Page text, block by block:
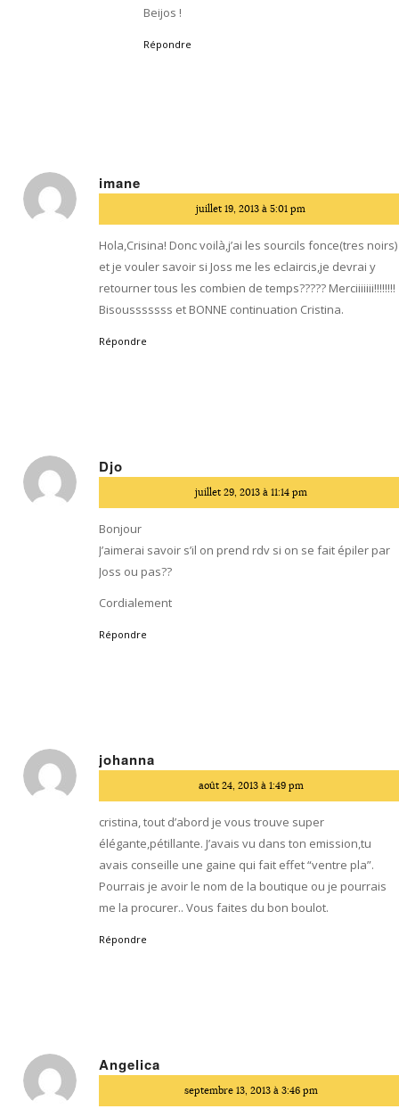
Beijos !
Répondre
imane
:
juillet 19, 2013 à 5:01 pm
Hola,Crisina! Donc voilà,j’ai les sourcils fonce(tres noirs)
et je vouler savoir si Joss me les eclaircis,je devrai y
retourner tous les combien de temps????? Merciiiiiii!!!!!!!!
Bisousssssss et BONNE continuation Cristina.
Répondre
Djo
:
juillet 29, 2013 à 11:14 pm
Bonjour
J’aimerai savoir s’il on prend rdv si on se fait épiler par
Joss ou pas??
Cordialement
Répondre
johanna
:
août 24, 2013 à 1:49 pm
cristina, tout d’abord je vous trouve super
élégante,pétillante. J’avais vu dans ton emission,tu
avais conseille une gaine qui fait effet “ventre pla”.
Pourrais je avoir le nom de la boutique ou je pourrais
me la procurer.. Vous faites du bon boulot.
Répondre
Angelica
:
septembre 13, 2013 à 3:46 pm